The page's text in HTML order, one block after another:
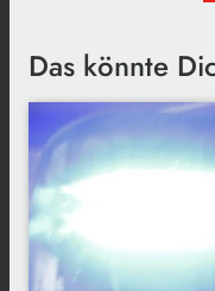
Das könnte